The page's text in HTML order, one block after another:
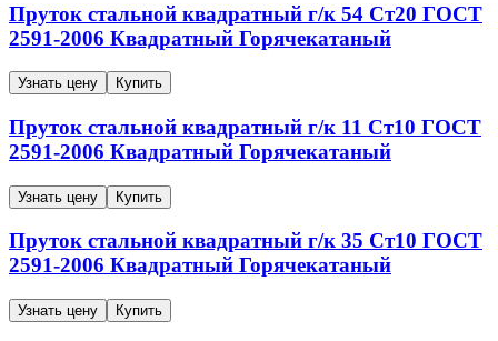
Пруток стальной квадратный г/к 54 Ст20 ГОСТ
2591-2006 Квадратный Горячекатаный
Узнать цену Купить
Пруток стальной квадратный г/к 11 Ст10 ГОСТ
2591-2006 Квадратный Горячекатаный
Узнать цену Купить
Пруток стальной квадратный г/к 35 Ст10 ГОСТ
2591-2006 Квадратный Горячекатаный
Узнать цену Купить